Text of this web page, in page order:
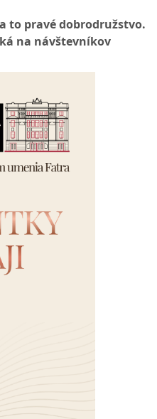
to pravé dobrodružstvo.
na návštevníkov